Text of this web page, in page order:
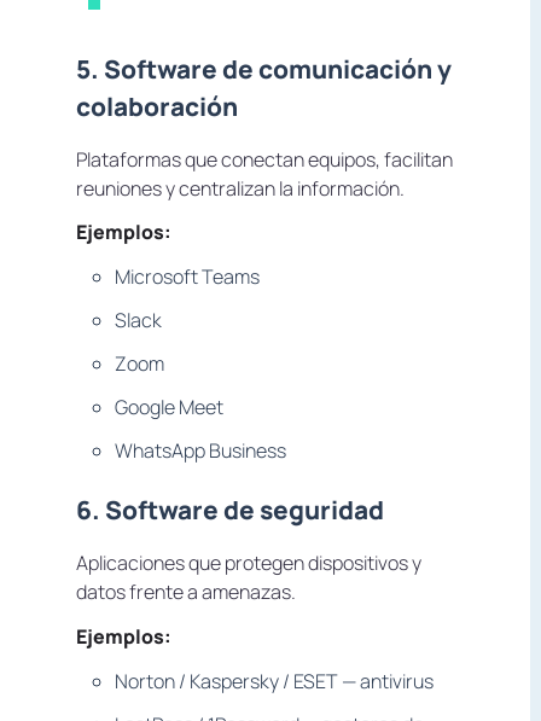
5. Software de comunicación y
colaboración
Plataformas que conectan equipos, facilitan
reuniones y centralizan la información.
Ejemplos:
Microsoft Teams
Slack
Zoom
Google Meet
WhatsApp Business
6. Software de seguridad
Aplicaciones que protegen dispositivos y
datos frente a amenazas.
Ejemplos:
Norton / Kaspersky / ESET — antivirus